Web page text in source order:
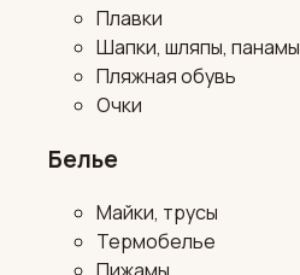
Плавки
Шапки, шляпы, панамы
Пляжная обувь
Очки
Белье
Майки, трусы
Термобелье